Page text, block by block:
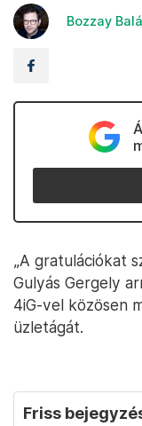
Bozzay
„A gratulációkat
Gulyás Gergely
4iG-vel közösen
üzletágát.
Friss